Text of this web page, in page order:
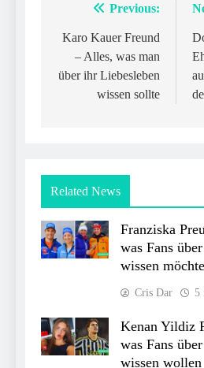
navigation
Previous:
Karo Kauer Freund
– Alles, was man
über ihr Liebesleben
wissen sollte
Related News
Franziska
was Fans
wissen
Cris Dar 5
Kenan Yildiz
was Fans
wissen wollen